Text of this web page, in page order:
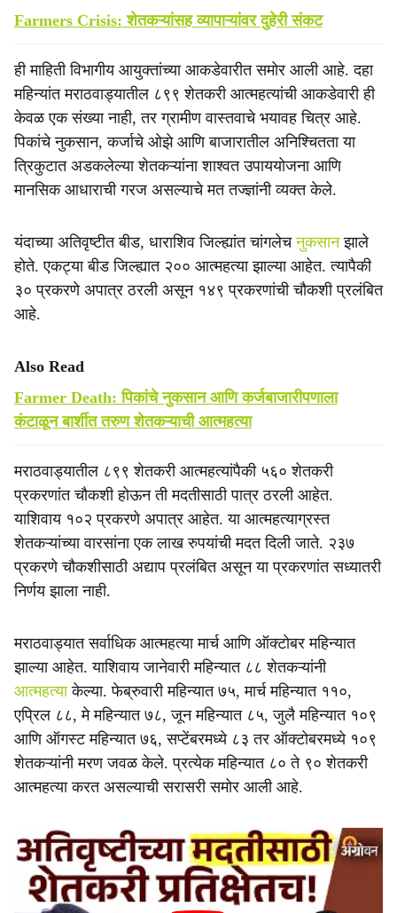
Farmers Crisis: शेतकऱ्यांसह व्यापाऱ्यांवर दुहेरी संकट
ही माहिती विभागीय आयुक्तांच्या आकडेवारीत समोर आली आहे. दहा
महिन्यांत मराठवाड्यातील ८९९ शेतकरी आत्महत्यांची आकडेवारी ही
केवळ एक संख्या नाही, तर ग्रामीण वास्तवाचे भयावह चित्र आहे.
पिकांचे नुकसान, कर्जाचे ओझे आणि बाजारातील अनिश्चितता या
त्रिकुटात अडकलेल्या शेतकऱ्यांना शाश्वत उपाययोजना आणि
मानसिक आधाराची गरज असल्याचे मत तज्ज्ञांनी व्यक्त केले.
यंदाच्या अतिवृष्टीत बीड, धाराशिव जिल्ह्यांत चांगलेचनुकसानझाले
होते. एकट्या बीड जिल्ह्यात २०० आत्महत्या झाल्या आहेत. त्यापैकी
३० प्रकरणे अपात्र ठरली असून १४९ प्रकरणांची चौकशी प्रलंबित
आहे.
Also Read
Farmer Death: पिकांचे नुकसान आणि कर्जबाजारीपणाला
कंटाळून बार्शीत तरुण शेतकऱ्याची आत्महत्या
मराठवाड्यातील ८९९ शेतकरी आत्महत्यांपैकी ५६० शेतकरी
प्रकरणांत चौकशी होऊन ती मदतीसाठी पात्र ठरली आहेत.
याशिवाय १०२ प्रकरणे अपात्र आहेत. या आत्महत्याग्रस्त
शेतकऱ्यांच्या वारसांना एक लाख रुपयांची मदत दिली जाते. २३७
प्रकरणे चौकशीसाठी अद्याप प्रलंबित असून या प्रकरणांत सध्यातरी
निर्णय झाला नाही.
मराठवाड्यात सर्वाधिक आत्महत्या मार्च आणि ऑक्टोबर महिन्यात
झाल्या आहेत. याशिवाय जानेवारी महिन्यात ८८ शेतकऱ्यांनी
आत्महत्याकेल्या. फेब्रुवारी महिन्यात ७५, मार्च महिन्यात ११०,
एप्रिल ८८, मे महिन्यात ७८, जून महिन्यात ८५, जुलै महिन्यात १०९
आणि ऑगस्ट महिन्यात ७६, सप्टेंबरमध्ये ८३ तर ऑक्टोबरमध्ये १०९
शेतकऱ्यांनी मरण जवळ केले. प्रत्येक महिन्यात ८० ते ९० शेतकरी
आत्महत्या करत असल्याची सरासरी समोर आली आहे.